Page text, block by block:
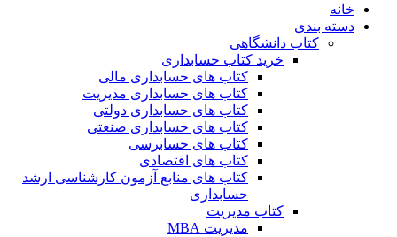
خانه
دسته بندی
کتاب دانشگاهی
خرید کتاب حسابداری
کتاب های حسابداری مالی
کتاب های حسابداری مدیریت
کتاب های حسابداری دولتی
کتاب های حسابداری صنعتی
کتاب های حسابرسی
کتاب های اقتصادی
کتاب های منابع آزمون کارشناسی ارشد
حسابداری
کتاب مدیریت
مدیریت MBA